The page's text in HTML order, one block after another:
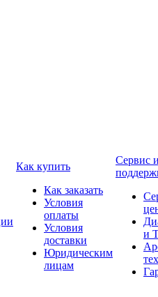
Как купить
Как заказать
Условия
оплаты
Условия
доставки
Юридическим
лицам
Сервис
и